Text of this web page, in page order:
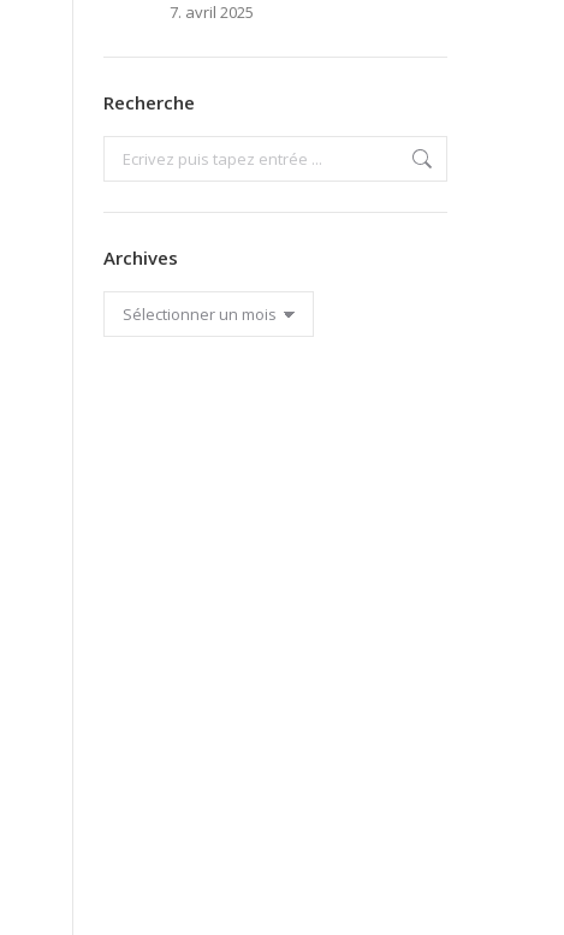
7. avril 2025
Recherche
Search:
Archives
Archives